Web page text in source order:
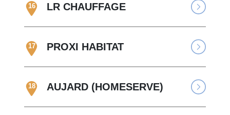
16 LR CHAUFFAGE
17 PROXI HABITAT
18 AUJARD (HOMESERVE)